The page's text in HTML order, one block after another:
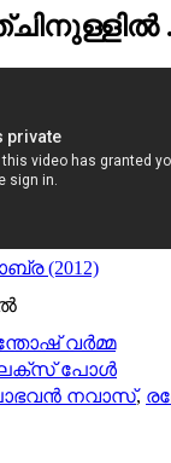
(2012)
വര്‍മ്മ
പോള്‍
നവാസ്‌,